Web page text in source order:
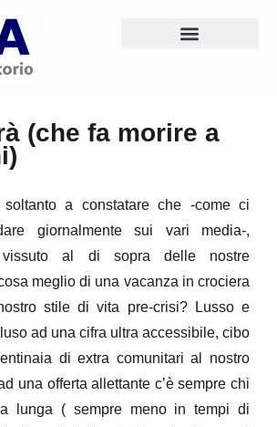
(che fa morire a
a constatare che -come ci
giornalmente sui vari media-,
vissuto al di sopra delle nostre
meglio di una vacanza in crociera
stile di vita pre-crisi? Lusso e
ad una cifra ultra accessibile, cibo
di extra comunitari al nostro
una offerta allettante c’è sempre chi
lunga ( sempre meno in tempi di